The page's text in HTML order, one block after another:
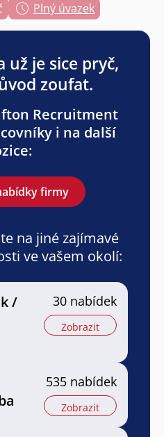
Plný úvazek
už je sice pryč,
zoufat.
Recruitment
i na další
firmy
na jiné zajímavé
ve vašem okolí:
/
30 nabídek
Zobrazit
535 nabídek
Zobrazit